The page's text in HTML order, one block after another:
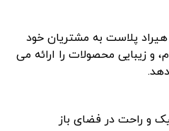
پلاست به مشتریان خود
و زیبایی محصولات را ارائه می
دهد.
و راحت در فضای باز